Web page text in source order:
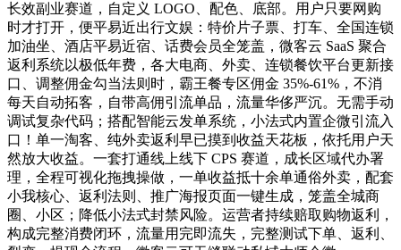
长效副业赛道，自定义 LOGO、配色、底部。用户只要网购
时才打开，便平易近出行文娱：特价片子票、打车、全国连锁
加油坐、酒店平易近宿、话费会员全笼盖，微客云 SaaS 聚合
返利系统以极低年费，各大电商、外卖、连锁餐饮平台更新接
口、调整佣金勾当法则时，霸王餐专区佣金 35%-61%，不消
每天自动拓客，自带高佣引流单品，流量华侈严沉。无需手动
调试复杂代码；搭配智能云发单系统，小法式内置企微引流入
口！单一淘客、纯外卖返利早已摸到收益天花板，依托用户天
然放大收益。一套打通线上线下 CPS 赛道，成长区域代办署
理，全程可视化拖拽操做，一单收益抵十余单通俗外卖，配套
小我核心、返利法则、推广海报页面一键生成，笼盖全城商
圈、小区；降低小法式封禁风险。运营者持续赔取购物返利，
构成完整消费闭环，流量用完即流失，完整测试下单、返利、